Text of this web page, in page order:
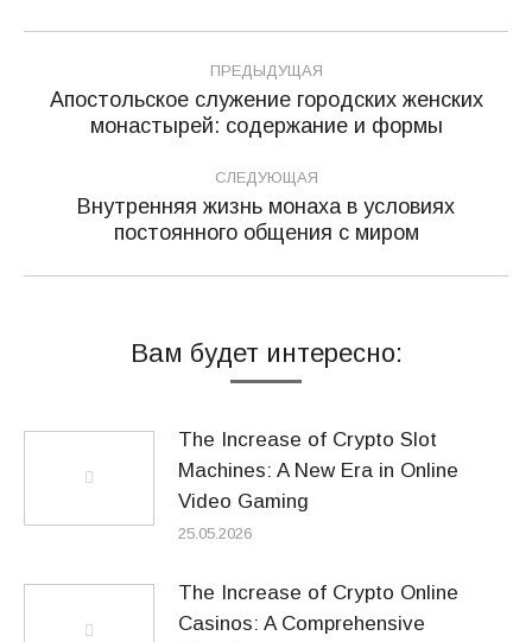
Навигация
по
ПРЕДЫДУЩАЯ
Предыдущая
запись:
Апостольское служение городских женских
монастырей: содержание и формы
СЛЕДУЮЩАЯ
Следующая
запись:
Внутренняя жизнь монаха в условиях
постоянного общения с миром
Вам будет интересно:
The Increase of Crypto Slot
Machines: A New Era in Online
Video Gaming
25.05.2026
The Increase of Crypto Online
Casinos: A Comprehensive